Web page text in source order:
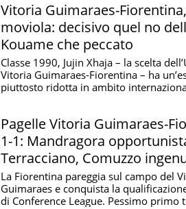
Vitoria Guimaraes-Fiorentina,
moviola: decisivo quel no
Kouame che peccato
Classe 1990, Jujin Xhaja – la scelta dell’Uefa per
Vitoria Guimaraes-Fiorentina – ha
piuttosto ridotta in ambito
Pagelle Vitoria Guimaraes-
1-1: Mandragora
Terracciano, Comuzzo
La Fiorentina pareggia sul campo del
Guimaraes e conquista la
di Conference League. Pessimo primo